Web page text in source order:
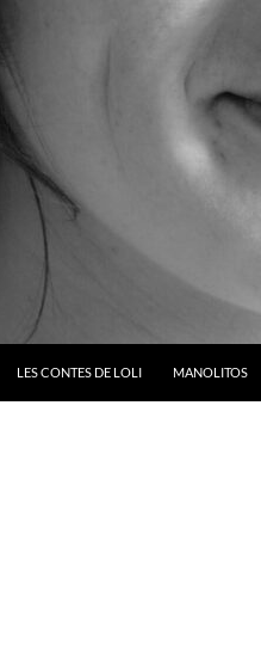
LES CONTES DE LOLI MANOLITOS